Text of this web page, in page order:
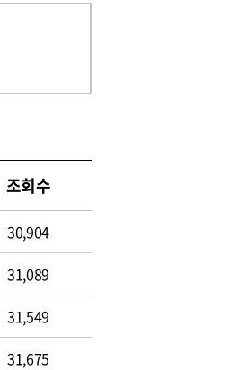
조회수
30,904
31,089
31,549
31,675